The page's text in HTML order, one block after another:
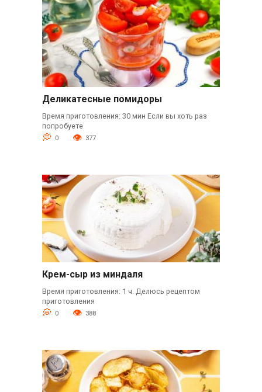
Деликатесные помидоры
Время приготовления: 30 мин Если вы хоть раз
попробуете
0 377
Крем-сыр из миндаля
Время приготовления: 1 ч. Делюсь рецептом
приготовления
0 388